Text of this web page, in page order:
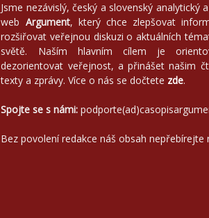
Jsme nezávislý, český a slovenský analytický
web Argument, který chce zlepšovat
rozšiřovat veřejnou diskuzi o aktuálních
světě. Naším hlavním cílem je
dezorientovat veřejnost, a přinášet našim
texty a zprávy. Více o nás se dočtete zde.
Spojte se s námi:
Bez povolení redakce náš obsah nepřebírejte